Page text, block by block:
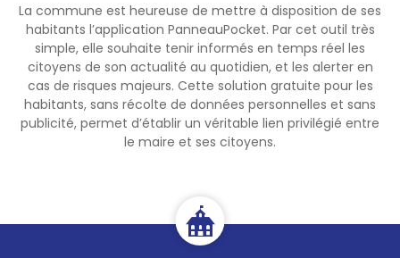
La commune est heureuse de mettre à disposition de ses
habitants l’application PanneauPocket. Par cet outil très
simple, elle souhaite tenir informés en temps réel les
citoyens de son actualité au quotidien, et les alerter en
cas de risques majeurs. Cette solution gratuite pour les
habitants, sans récolte de données personnelles et sans
publicité, permet d’établir un véritable lien privilégié entre
le maire et ses citoyens.